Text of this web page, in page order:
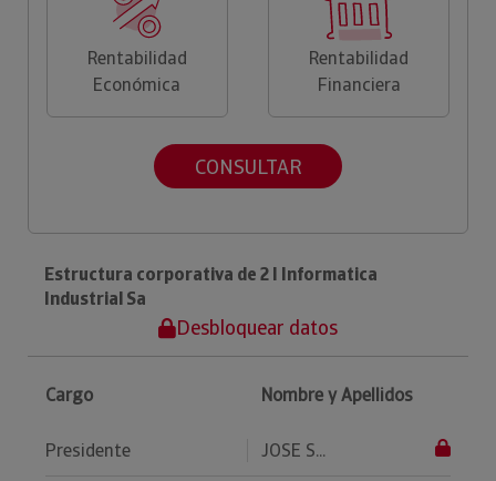
Rentabilidad
Económica
Rentabilidad
Financiera
CONSULTAR
Estructura corporativa de 2 I Informatica
Industrial Sa
Desbloquear datos
Cargo Nombre y Apellidos
Presidente JOSE S...